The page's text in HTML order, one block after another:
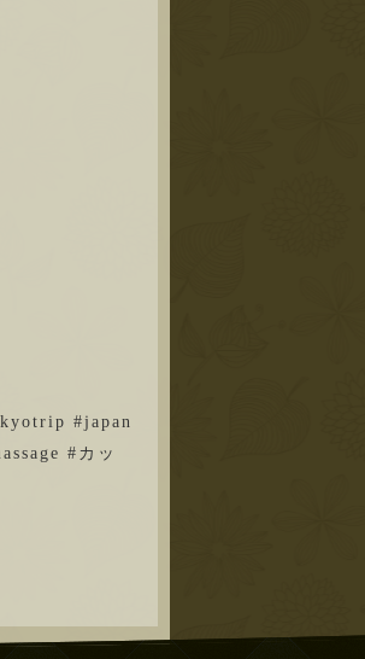
#japan
#カッ